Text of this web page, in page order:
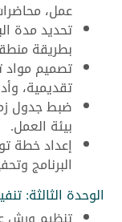
عمل،
تحديد مدة
بطريقة
تصميم مواد
تقديمية،
ضبط جدول
بيئة العمل.
إعداد خطة
البرنامج
الوحدة الثالثة: